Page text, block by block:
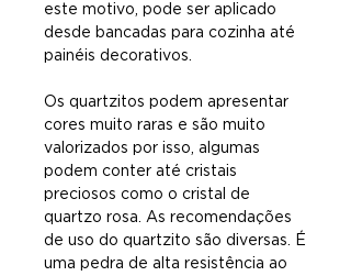
este motivo, pode ser aplicado
desde bancadas para cozinha até
painéis decorativos.
Os quartzitos podem apresentar
cores muito raras e são muito
valorizados por isso, algumas
podem conter até cristais
preciosos como o cristal de
quartzo rosa. As recomendações
de uso do quartzito são diversas. É
uma pedra de alta resistência ao